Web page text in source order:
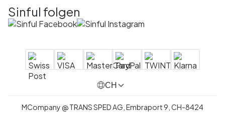
Sinful folgen
CH
MCompany@TRANS SPED AG, Embraport 9 CH-8424